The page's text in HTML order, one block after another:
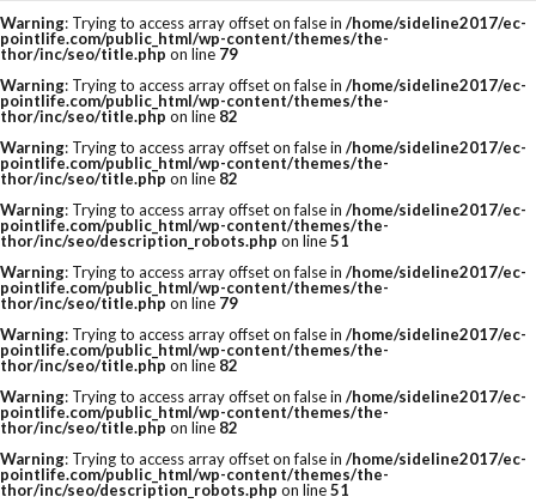
Warning: Trying to access array offset on false in /home/sideline2017/ec-
pointlife.com/public_html/wp-content/themes/the-
thor/inc/seo/title.php on line 79
Warning: Trying to access array offset on false in /home/sideline2017/ec-
pointlife.com/public_html/wp-content/themes/the-
thor/inc/seo/title.php on line 82
Warning: Trying to access array offset on false in /home/sideline2017/ec-
pointlife.com/public_html/wp-content/themes/the-
thor/inc/seo/title.php on line 82
Warning: Trying to access array offset on false in /home/sideline2017/ec-
pointlife.com/public_html/wp-content/themes/the-
thor/inc/seo/description_robots.php on line51
Warning: Trying to access array offset on false in /home/sideline2017/ec-
pointlife.com/public_html/wp-content/themes/the-
thor/inc/seo/title.php on line 79
Warning: Trying to access array offset on false in /home/sideline2017/ec-
pointlife.com/public_html/wp-content/themes/the-
thor/inc/seo/title.php on line 82
Warning: Trying to access array offset on false in /home/sideline2017/ec-
pointlife.com/public_html/wp-content/themes/the-
thor/inc/seo/title.php on line 82
Warning: Trying to access array offset on false in /home/sideline2017/ec-
pointlife.com/public_html/wp-content/themes/the-
thor/inc/seo/description_robots.php on line51
タグ
amazon
css csv CSV 一括 csvファイル
cvr改善 E-コマース EC ECサイト
FTP google
Minifier paypay祭り PRオプション
QUERY関数 R-Karte RaCoupon
rakuten rakuten 検索
seo キーワード SEO チェック